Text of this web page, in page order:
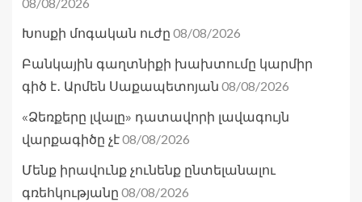
Խոսքի մոգական ուժը 08/08/2026
Բանկային գաղտնիքի խախտումը կարմիր
գիծ է․ Արմեն Սաքապետոյան 08/08/2026
«Ձեռքերը լվալը» դատավորի լավագույն
վարքագիծը չէ08/08/2026
Մենք իրավունք չունենք ընտելանալու
գռեհկությանը 08/08/2026